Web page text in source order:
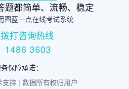
题都简单、流畅、稳定
图蓝一点在线考试系统
打咨询热线
1486 3603
保障承诺：
持 | 数据所有权归用户